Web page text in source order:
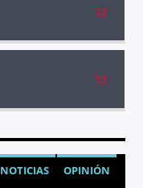
NOTICIAS
OPINIÓN